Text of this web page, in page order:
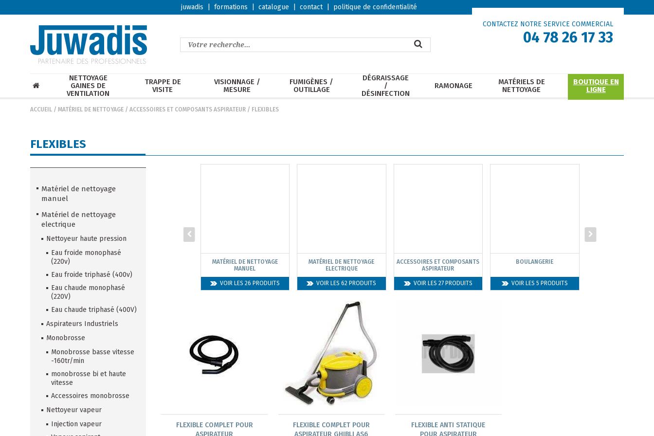
juwadis formations catalogue contact politique de confidentialité
CONTACTEZ NOTRE SERVICE COMMERCIAL
04 78 26 17 33
NETTOYAGE
GAINES DE
VENTILATION
TRAPPE DE
VISITE
VISIONNAGE /
MESURE
FUMIGÈNES /
OUTILLAGE
DÉGRAISSAGE
/
DÉSINFECTION
RAMONAGE
MATÉRIELS DE
NETTOYAGE
BOUTIQUE EN
LIGNE
ACCUEIL / MATÉRIEL DE NETTOYAGE / ACCESSOIRES ET COMPOSANTS ASPIRATEUR / FLEXIBLES
FLEXIBLES
Matériel de nettoyage
manuel
Matériel de nettoyage
electrique
Nettoyeur haute pression
Eau froide monophasé
(220v)
Eau froide triphasé (400v)
Eau chaude monophasé
(220V)
Eau chaude triphasé (400V)
Aspirateurs Industriels
Monobrosse
Monobrosse basse vitesse
-160tr/min
monobrosse bi et haute
vitesse
Accessoires monobrosse
Nettoyeur vapeur
Injection vapeur
MATÉRIEL DE NETTOYAGE
MANUEL
VOIR LES 26 PRODUITS
MATÉRIEL DE NETTOYAGE
ELECTRIQUE
VOIR LES 62 PRODUITS
ACCESSOIRES ET COMPOSANTS
ASPIRATEUR
VOIR LES 27 PRODUITS
BOULANGERIE
VOIR LES 5 PRODUITS
FLEXIBLE COMPLET POUR
FLEXIBLE COMPLET POUR
FLEXIBLE ANTI STATIQUE